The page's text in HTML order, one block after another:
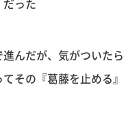
だった
んだが、気がついたら
その『葛藤を止める』